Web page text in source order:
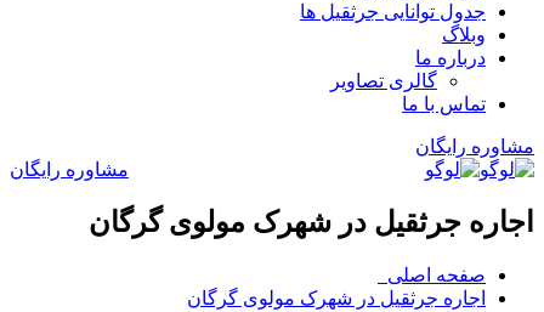
جدول توانایی جرثقیل ها
وبلاگ
درباره ما
گالری تصاویر
تماس با ما
مشاوره رایگان
مشاوره رایگان
اجاره جرثقیل در شهرک مولوی گرگان
صفحه اصلی
اجاره جرثقیل در شهرک مولوی گرگان